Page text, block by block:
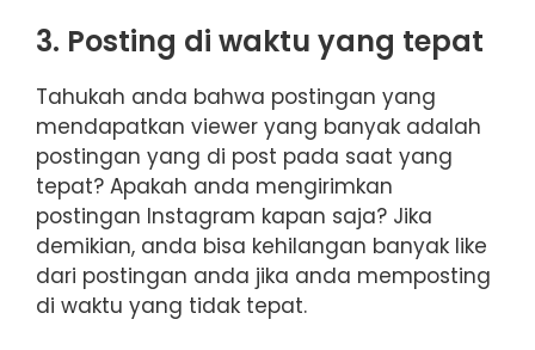
3. Posting di waktu yang tepat
Tahukah anda bahwa postingan yang
mendapatkan viewer yang banyak adalah
postingan yang di post pada saat yang
tepat? Apakah anda mengirimkan
postingan Instagram kapan saja? Jika
demikian, anda bisa kehilangan banyak like
dari postingan anda jika anda memposting
di waktu yang tidak tepat.